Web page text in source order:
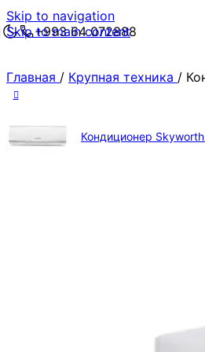
Skip to navigation
Skip to main content
+993 64 072888
Главная / Крупная техника /
Кондиционер